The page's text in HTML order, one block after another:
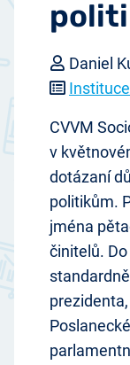
Daniel
CVVM
v
dotázaní
politikům.
jména
činitelů.